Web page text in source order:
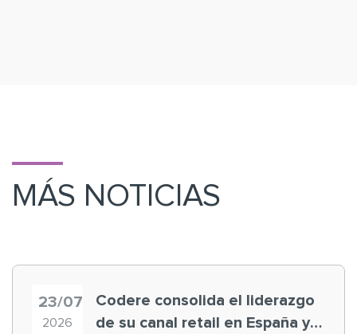
MÁS NOTICIAS
23/07
2026
Codere consolida el liderazgo
de su canal retail en España y